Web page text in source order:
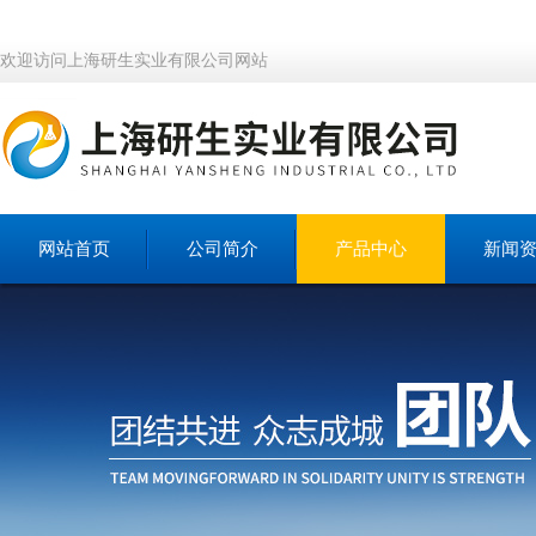
欢迎访问上海研生实业有限公司网站
网站首页 公司简介 产品中心 新闻